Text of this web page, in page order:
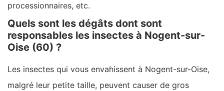
processionnaires, etc.
Quels sont les dégâts dont sont
responsables les insectes à Nogent-sur-
Oise (60) ?
Les insectes qui vous envahissent à Nogent-sur-Oise,
malgré leur petite taille, peuvent causer de gros